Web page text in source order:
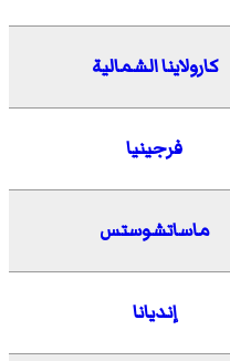
كارولاينا الشمالية
فرجينيا
ماساتشوستس
إنديانا